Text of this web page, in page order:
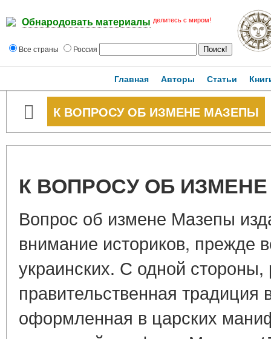
Обнародовать материалы делитесь с миром!
Все страны Россия
Главная Авторы Статьи
К ВОПРОСУ ОБ ИЗМЕНЕ МАЗЕПЫ
К ВОПРОСУ ОБ
Вопрос об измене Мазепы
внимание историков, прежде
украинских. С одной стороны,
правительственная традиция
оформленная в царских